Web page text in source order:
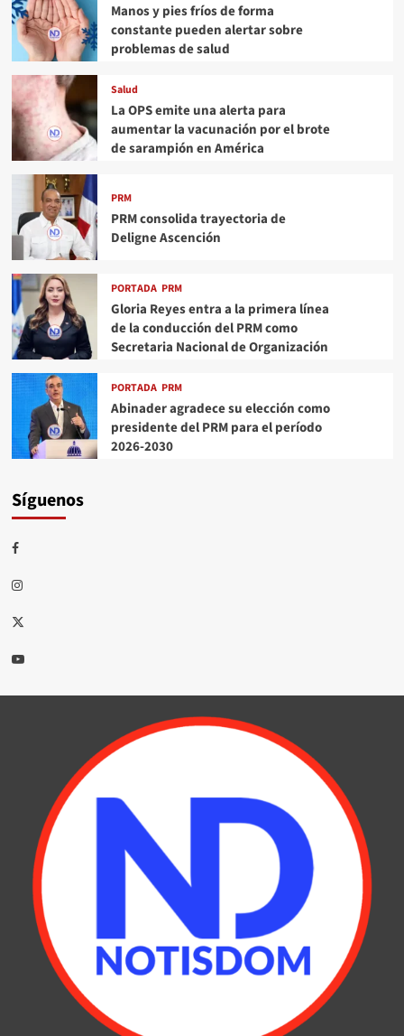
Manos y pies fríos de forma
constante pueden alertar sobre
problemas de salud
Salud
La OPS emite una alerta para
aumentar la vacunación por el brote
de sarampión en América
PRM
PRM consolida trayectoria de
Deligne Ascención
PORTADA PRM
Gloria Reyes entra a la primera línea
de la conducción del PRM como
Secretaria Nacional de Organización
PORTADA PRM
Abinader agradece su elección como
presidente del PRM para el período
2026-2030
Síguenos